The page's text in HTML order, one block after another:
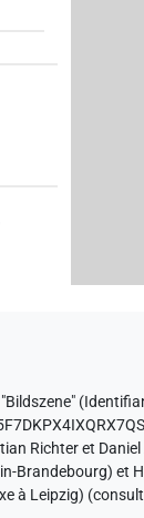
"Bildszene" (
Richter et
Brandebourg) et
à Leipzig)